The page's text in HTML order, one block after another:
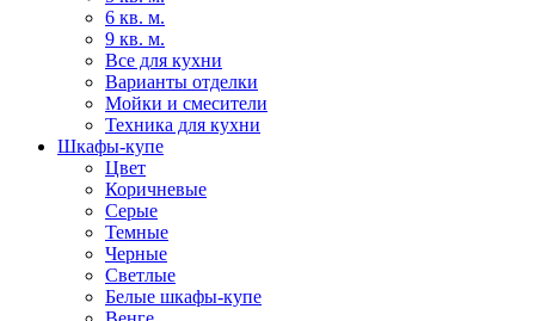
6 кв. м.
9 кв. м.
Все для кухни
Варианты отделки
Мойки и смесители
Техника для кухни
Шкафы-купе
Цвет
Коричневые
Серые
Темные
Черные
Светлые
Белые шкафы-купе